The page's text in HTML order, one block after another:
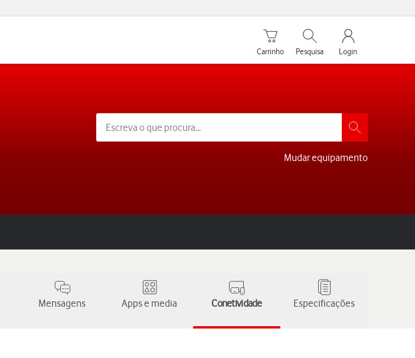
Carrinho de compras
Carrinho
Pesquisar
Pesquisa
My Vodafone
Login
Mudar equipamento
Mensagens Apps e media Conetividade Especificações